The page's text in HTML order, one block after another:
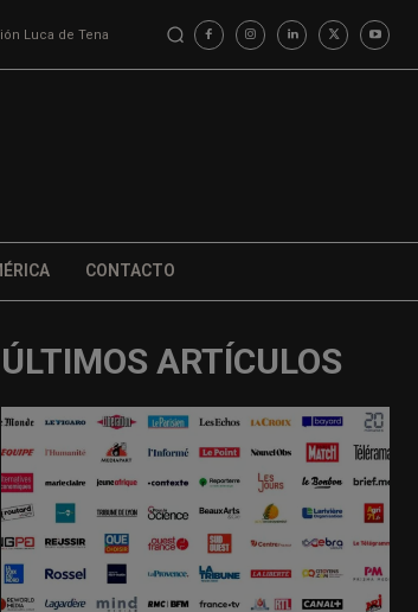
Luca de Tena
CONTACTO
ÚLTIMOS ARTÍCULOS